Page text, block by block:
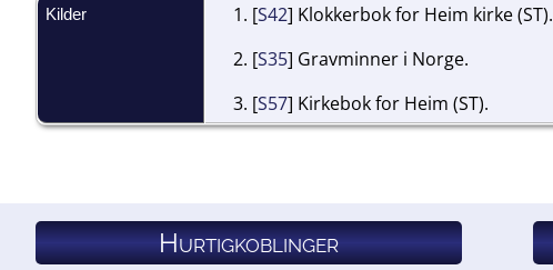
Kilder [S42] Klokkerbok for Heim kirke (ST).
[S35] Gravminner i Norge.
[S57] Kirkebok for Heim (ST).
Hurtigkoblinger